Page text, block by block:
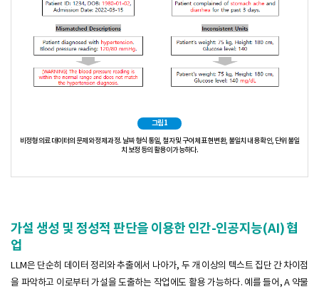
그림1
비정형 의료 데이터의 문제와 정제 과정. 날짜 형식 통일, 철자 및 구어체 표현 변환, 불일치 내용 확인, 단위 불일
치 보정 등의 활용이 가능하다.
가설 생성 및 정성적 판단을 이용한 인간-인공지능(AI) 협
업
LLM은 단순히 데이터 정리와 추출에서 나아가, 두 개 이상의 텍스트 집단 간 차이점
을 파악하고 이로부터 가설을 도출하는 작업에도 활용 가능하다. 예를 들어, A 약물